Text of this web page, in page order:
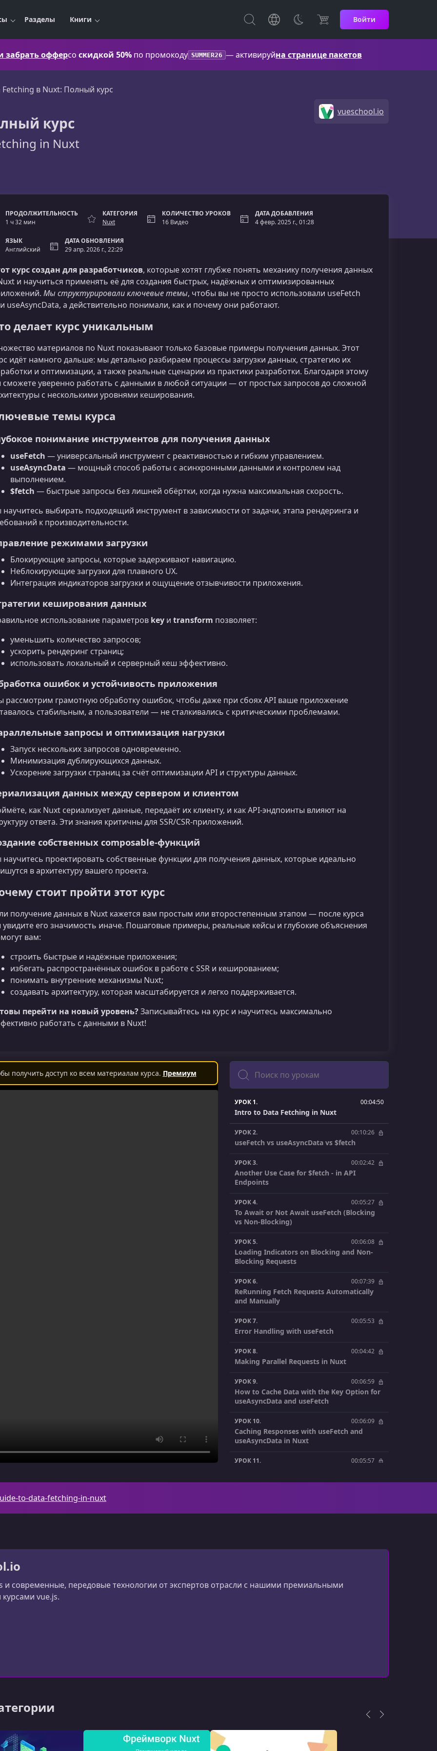
Разделы Книги Войти
забрать офферсо скидкой 50% по промокоду SUMMER26 — активируйна странице пакетов
Fetching в Nuxt: Полный курс
курс
in Nuxt
vueschool.io
ПРОДОЛЖИТЕЛЬНОСТЬ
1 ч 32 мин
КАТЕГОРИЯ
Nuxt
КОЛИЧЕСТВО УРОКОВ
16 Видео
ДАТА ДОБАВЛЕНИЯ
4 февр. 2025 г., 01:28
ЯЗЫК
Английский
ДАТА ОБНОВЛЕНИЯ
29 апр. 2026 г., 22:29
курс создан для разработчиков, которые хотят глубже понять механику получения данных
и научиться применять её для создания быстрых, надёжных и оптимизированных
Мы структурировали ключевые темы, чтобы вы не просто использовали useFetch
useAsyncData, а действительно понимали, как и почему они работают.
делает курс уникальным
материалов по Nuxt показывают только базовые примеры получения данных. Этот
идёт намного дальше: мы детально разбираем процессы загрузки данных, стратегию их
и оптимизации, а также реальные сценарии из практики разработки. Благодаря этому
сможете уверенно работать с данными в любой ситуации — от простых запросов до сложной
с несколькими уровнями кеширования.
темы курса
понимание инструментов для получения данных
useFetch — универсальный инструмент с реактивностью и гибким управлением.
useAsyncData — мощный способ работы с асинхронными данными и контролем над
выполнением.
$fetch — быстрые запросы без лишней обёртки, когда нужна максимальная скорость.
научитесь выбирать подходящий инструмент в зависимости от задачи, этапа рендеринга и
к производительности.
режимами загрузки
Блокирующие запросы, которые задерживают навигацию.
Неблокирующие загрузки для плавного UX.
Интеграция индикаторов загрузки и ощущение отзывчивости приложения.
кеширования данных
использование параметров key и transform позволяет:
уменьшить количество запросов;
ускорить рендеринг страниц;
использовать локальный и серверный кеш эффективно.
ошибок и устойчивость приложения
рассмотрим грамотную обработку ошибок, чтобы даже при сбоях API ваше приложение
стабильным, а пользователи — не сталкивались с критическими проблемами.
запросы и оптимизация нагрузки
Запуск нескольких запросов одновременно.
Минимизация дублирующихся данных.
Ускорение загрузки страниц за счёт оптимизации API и структуры данных.
данных между сервером и клиентом
как Nuxt сериализует данные, передаёт их клиенту, и как API-эндпоинты влияют на
ответа. Эти знания критичны для SSR/CSR-приложений.
собственных composable-функций
научитесь проектировать собственные функции для получения данных, которые идеально
в архитектуру вашего проекта.
стоит пройти этот курс
получение данных в Nuxt кажется вам простым или второстепенным этапом — после курса
увидите его значимость иначе. Пошаговые примеры, реальные кейсы и глубокие объяснения
вам:
строить быстрые и надёжные приложения;
избегать распространённых ошибок в работе с SSR и кешированием;
понимать внутренние механизмы Nuxt;
создавать архитектуру, которая масштабируется и легко поддерживается.
перейти на новый уровень?Записывайтесь на курс и научитесь максимально
работать с данными в Nuxt!
получить доступ ко всем материалам курса. Премиум
Поиск
УРОК 1. 00:04:50
Intro to Data Fetching in Nuxt
УРОК 2. 00:10:26
useFetch vs useAsyncData vs $fetch
УРОК 3. 00:02:42
Another Use Case for $fetch - in API
Endpoints
УРОК 4. 00:05:27
To Await or Not Await useFetch (Blocking
vs Non-Blocking)
УРОК 5. 00:06:08
Loading Indicators on Blocking and Non-
Blocking Requests
УРОК 6. 00:07:39
ReRunning Fetch Requests Automatically
and Manually
УРОК 7. 00:05:53
Error Handling with useFetch
УРОК 8. 00:04:42
Making Parallel Requests in Nuxt
УРОК 9. 00:06:59
How to Cache Data with the Key Option for
useAsyncData and useFetch
УРОК 10. 00:06:09
Caching Responses with useFetch and
useAsyncData in Nuxt
УРОК 11. 00:05:57
Nuxt useFetch
How Data is Serialized from Server to Client
Data Serialization from Internal API
to-data-fetching-in-nuxt
и современные, передовые технологии от экспертов отрасли с нашими премиальными
vue.js.